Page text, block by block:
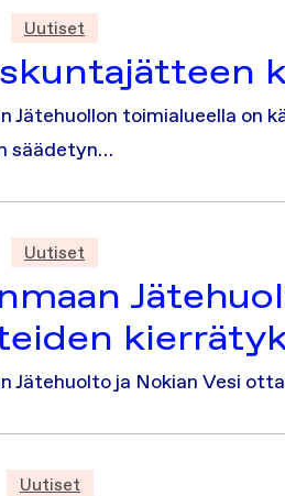
Uutiset
Jätehuollon toimialueella
säädetyn…
Uutiset
Jätehuolto ja Nokian Vesi
Uutiset